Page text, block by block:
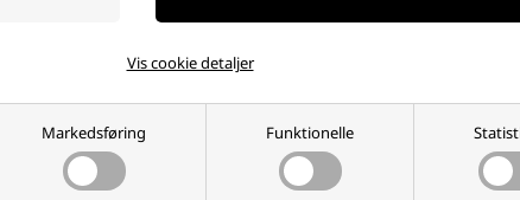
Markedsføring Funktionelle
Vis cookie detaljer
pakkeløsning
12/15 lader
NPP Power Lithiumbatteri 12V/70Ah
(Bluetooth)
2.999,00 DKK